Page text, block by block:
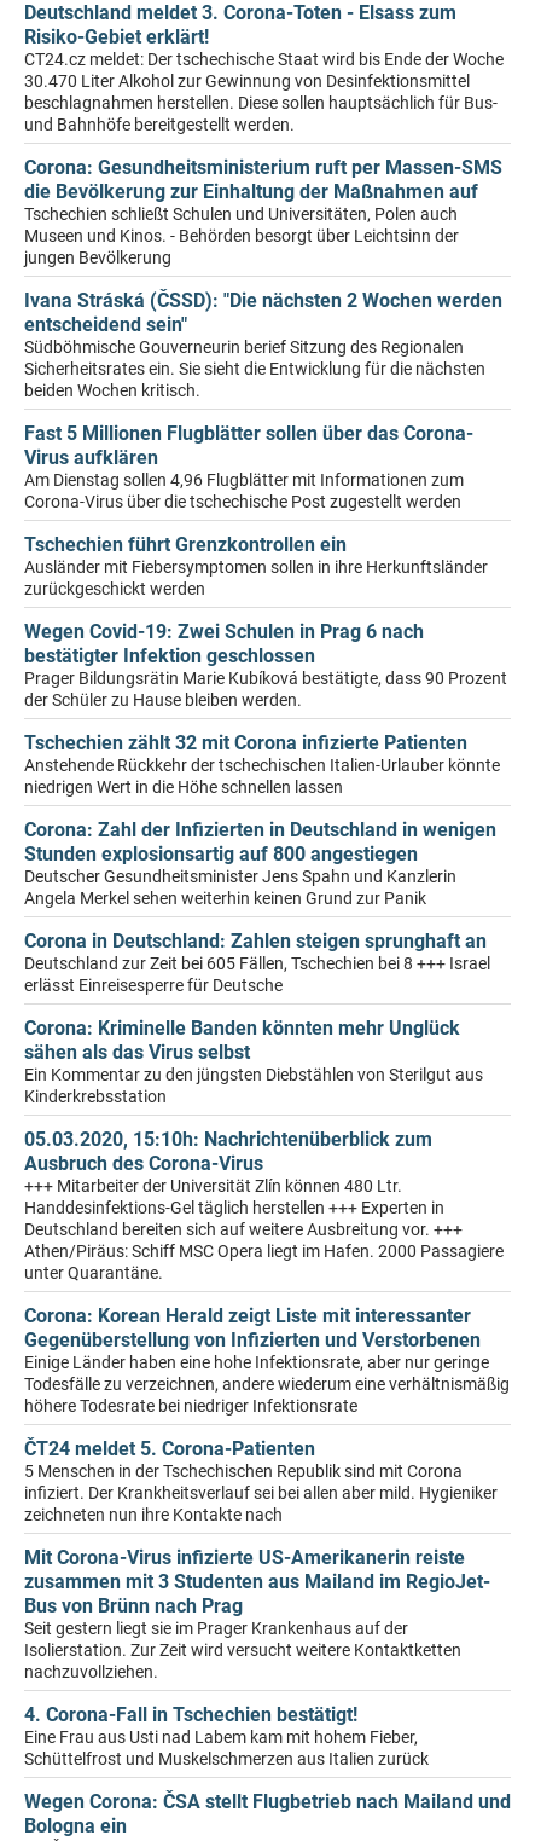
Deutschland meldet 3. Corona-Toten - Elsass zum
Risiko-Gebiet erklärt!
CT24.cz meldet: Der tschechische Staat wird bis Ende der Woche
30.470 Liter Alkohol zur Gewinnung von Desinfektionsmittel
beschlagnahmen herstellen. Diese sollen hauptsächlich für Bus-
und Bahnhöfe bereitgestellt werden.
Corona: Gesundheitsministerium ruft per Massen-SMS
die Bevölkerung zur Einhaltung der Maßnahmen auf
Tschechien schließt Schulen und Universitäten, Polen auch
Museen und Kinos. - Behörden besorgt über Leichtsinn der
jungen Bevölkerung
Ivana Stráská (ČSSD): "Die nächsten 2 Wochen werden
entscheidend sein"
Südböhmische Gouverneurin berief Sitzung des Regionalen
Sicherheitsrates ein. Sie sieht die Entwicklung für die nächsten
beiden Wochen kritisch.
Fast 5 Millionen Flugblätter sollen über das Corona-
Virus aufklären
Am Dienstag sollen 4,96 Flugblätter mit Informationen zum
Corona-Virus über die tschechische Post zugestellt werden
Tschechien führt Grenzkontrollen ein
Ausländer mit Fiebersymptomen sollen in ihre Herkunftsländer
zurückgeschickt werden
Wegen Covid-19: Zwei Schulen in Prag 6 nach
bestätigter Infektion geschlossen
Prager Bildungsrätin Marie Kubíková bestätigte, dass 90 Prozent
der Schüler zu Hause bleiben werden.
Tschechien zählt 32 mit Corona infizierte Patienten
Anstehende Rückkehr der tschechischen Italien-Urlauber könnte
niedrigen Wert in die Höhe schnellen lassen
Corona: Zahl der Infizierten in Deutschland in wenigen
Stunden explosionsartig auf 800 angestiegen
Deutscher Gesundheitsminister Jens Spahn und Kanzlerin
Angela Merkel sehen weiterhin keinen Grund zur Panik
Corona in Deutschland: Zahlen steigen sprunghaft an
Deutschland zur Zeit bei 605 Fällen, Tschechien bei 8 +++ Israel
erlässt Einreisesperre für Deutsche
Corona: Kriminelle Banden könnten mehr Unglück
sähen als das Virus selbst
Ein Kommentar zu den jüngsten Diebstählen von Sterilgut aus
Kinderkrebsstation
05.03.2020, 15:10h: Nachrichtenüberblick zum
Ausbruch des Corona-Virus
+++ Mitarbeiter der Universität Zlín können 480 Ltr.
Handdesinfektions-Gel täglich herstellen +++ Experten in
Deutschland bereiten sich auf weitere Ausbreitung vor. +++
Athen/Piräus: Schiff MSC Opera liegt im Hafen. 2000 Passagiere
unter Quarantäne.
Corona: Korean Herald zeigt Liste mit interessanter
Gegenüberstellung von Infizierten und Verstorbenen
Einige Länder haben eine hohe Infektionsrate, aber nur geringe
Todesfälle zu verzeichnen, andere wiederum eine verhältnismäßig
höhere Todesrate bei niedriger Infektionsrate
ČT24 meldet 5. Corona-Patienten
5 Menschen in der Tschechischen Republik sind mit Corona
infiziert. Der Krankheitsverlauf sei bei allen aber mild. Hygieniker
zeichneten nun ihre Kontakte nach
Mit Corona-Virus infizierte US-Amerikanerin reiste
zusammen mit 3 Studenten aus Mailand im RegioJet-
Bus von Brünn nach Prag
Seit gestern liegt sie im Prager Krankenhaus auf der
Isolierstation. Zur Zeit wird versucht weitere Kontaktketten
nachzuvollziehen.
4. Corona-Fall in Tschechien bestätigt!
Eine Frau aus Usti nad Labem kam mit hohem Fieber,
Schüttelfrost und Muskelschmerzen aus Italien zurück
Wegen Corona: ČSA stellt Flugbetrieb nach Mailand und
Bologna ein